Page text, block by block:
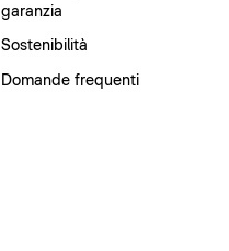
garanzia
Sostenibilità
Domande frequenti